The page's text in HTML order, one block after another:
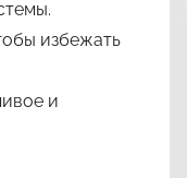
избежать
и